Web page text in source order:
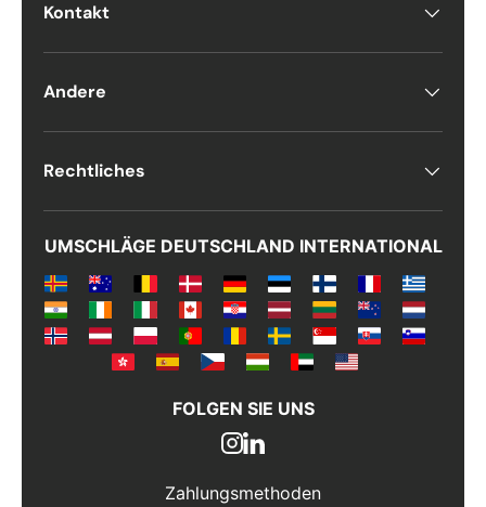
Kontakt
Andere
Rechtliches
UMSCHLÄGE DEUTSCHLAND INTERNATIONAL
FOLGEN SIE UNS
Zahlungsmethoden